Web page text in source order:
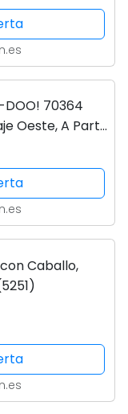
DOO! 70364
Oeste, A Partir
Caballo,